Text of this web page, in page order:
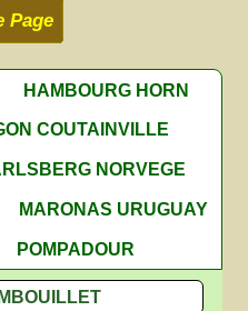
Page
HAMBOURG HORN
COUTAINVILLE
NORVEGE
MARONAS URUGUAY
POMPADOUR